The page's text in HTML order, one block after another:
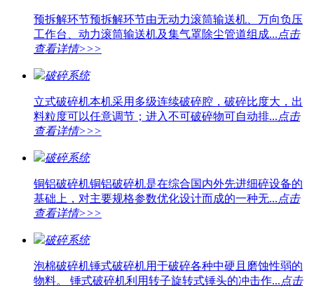
预拆解环节预拆解环节由无动力滚筒输送机、万向负压
工作台、动力滚筒输送机及集气罩除尘管道组成...点击
查看详情>>>
破碎系统
立式破碎机本机采用多级连续破碎腔，破碎比度大，出
料粒度可以任意调节；进入不可破碎物可自动排...点击
查看详情>>>
破碎系统
铜铝破碎机铜铝破碎机是在综合国内外先进细碎设备的
基础上，对主要规格参数优化设计而成的一种无...点击
查看详情>>>
破碎系统
泡棉破碎机锤式破碎机用于破碎各种中硬且磨蚀性弱的
物料。 锤式破碎机利用转子旋转式锤头的冲击作...点击